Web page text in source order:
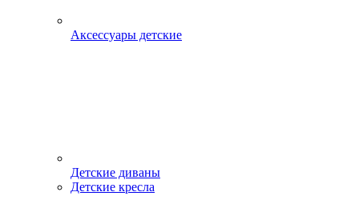
Аксессуары детские
Детские диваны
Детские кресла